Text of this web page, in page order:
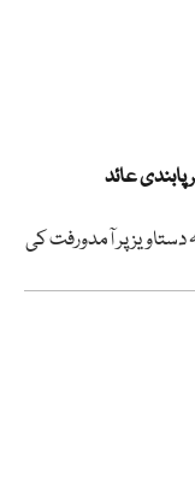
پابندی عائد
داخلہ دستاویز پر آمدورفت کی